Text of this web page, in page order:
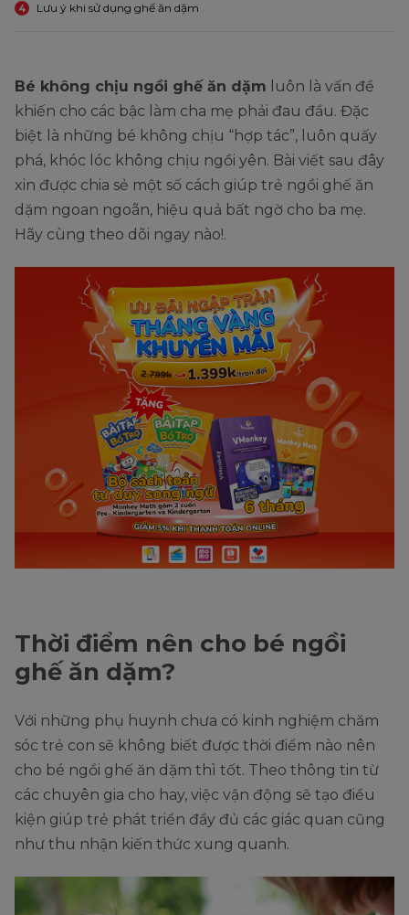
4 Lưu ý khi sử dụng ghế ăn dặm
Bé không chịu ngồi ghế ăn dặm luôn là vấn đề
khiến cho các bậc làm cha mẹ phải đau đầu. Đặc
biệt là những bé không chịu “hợp tác”, luôn quấy
phá, khóc lóc không chịu ngồi yên. Bài viết sau đây
xin được chia sẻ một số cách giúp trẻ ngồi ghế ăn
dặm ngoan ngoãn, hiệu quả bất ngờ cho ba mẹ.
Hãy cùng theo dõi ngay nào!.
Thời điểm nên cho bé ngồi
ghế ăn dặm?
Với những phụ huynh chưa có kinh nghiệm chăm
sóc trẻ con sẽ không biết được thời điểm nào nên
cho bé ngồi ghế ăn dặm thì tốt. Theo thông tin từ
các chuyên gia cho hay, việc vận động sẽ tạo điều
kiện giúp trẻ phát triển đầy đủ các giác quan cũng
như thu nhận kiến thức xung quanh.